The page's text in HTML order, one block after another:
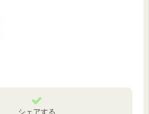
シェアする